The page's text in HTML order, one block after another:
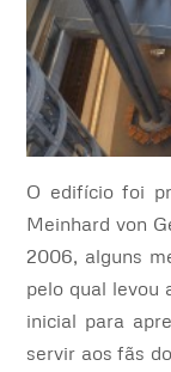
O edifício foi
Meinhard von
2006, alguns
pelo qual levou
inicial para
servir aos fãs